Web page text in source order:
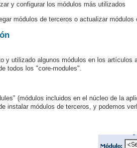
y configurar los módulos más utilizados
módulos de terceros o actualizar módulos
y utilizado algunos módulos en los artículos
todos los "core-modules".
(módulos incluidos en el núcleo de la
instalar módulos de terceros, y podemos